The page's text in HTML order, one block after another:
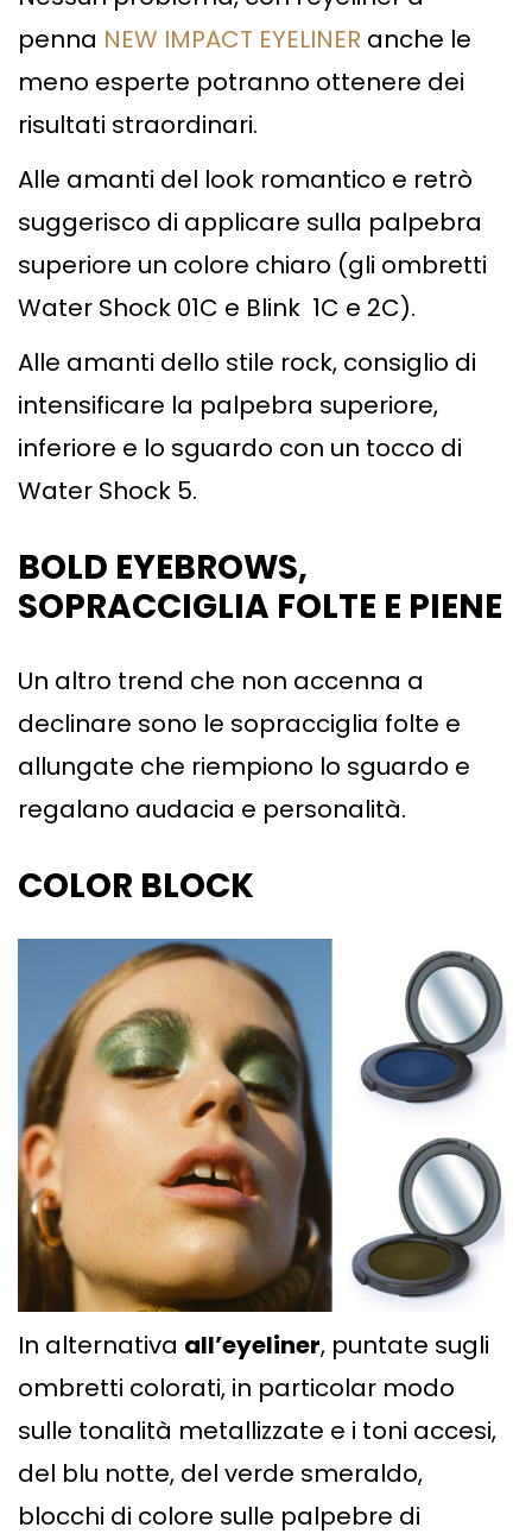
penna NEW IMPACT EYELINER anche le
meno esperte potranno ottenere dei
risultati straordinari.
Alle amanti del look romantico e retrò
suggerisco di applicare sulla palpebra
superiore un colore chiaro (gli ombretti
Water Shock 01C e Blink 1C e 2C).
Alle amanti dello stile rock, consiglio di
intensificare la palpebra superiore,
inferiore e lo sguardo con un tocco di
Water Shock 5.
BOLD EYEBROWS,
SOPRACCIGLIA FOLTE E PIENE
Un altro trend che non accenna a
declinare sono le sopracciglia folte e
allungate che riempiono lo sguardo e
regalano audacia e personalità.
COLOR BLOCK
In alternativa all’eyeliner, puntate sugli
ombretti colorati, in particolar modo
sulle tonalità metallizzate e i toni accesi,
del blu notte, del verde smeraldo,
blocchi di colore sulle palpebre di